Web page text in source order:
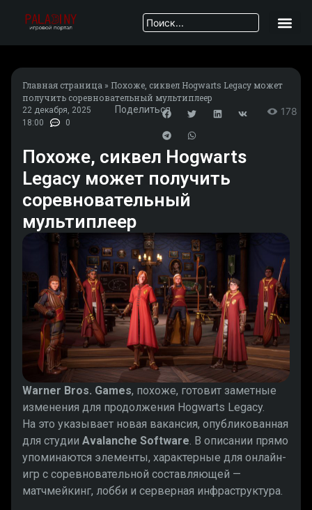
Главная страница » Похоже, сиквел Hogwarts Legacy может
получить соревновательный мультиплеер
22 декабря, 2025
18:00
0
Поделиться 178
Похоже, сиквел Hogwarts
Legacy может получить
соревновательный
мультиплеер
Warner Bros. Games, похоже, готовит заметные
изменения для продолжения Hogwarts Legacy.
На это указывает новая вакансия, опубликованная
для студии Avalanche Software. В описании прямо
упоминаются элементы, характерные для онлайн-
игр с соревновательной составляющей —
матчмейкинг, лобби и серверная инфраструктура.